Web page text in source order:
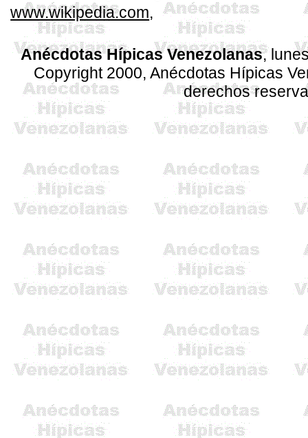
www.wikipedia.com,
Anécdotas Hípicas Venezolanas,
Copyright 2000, Anécdotas Hípicas
derechos